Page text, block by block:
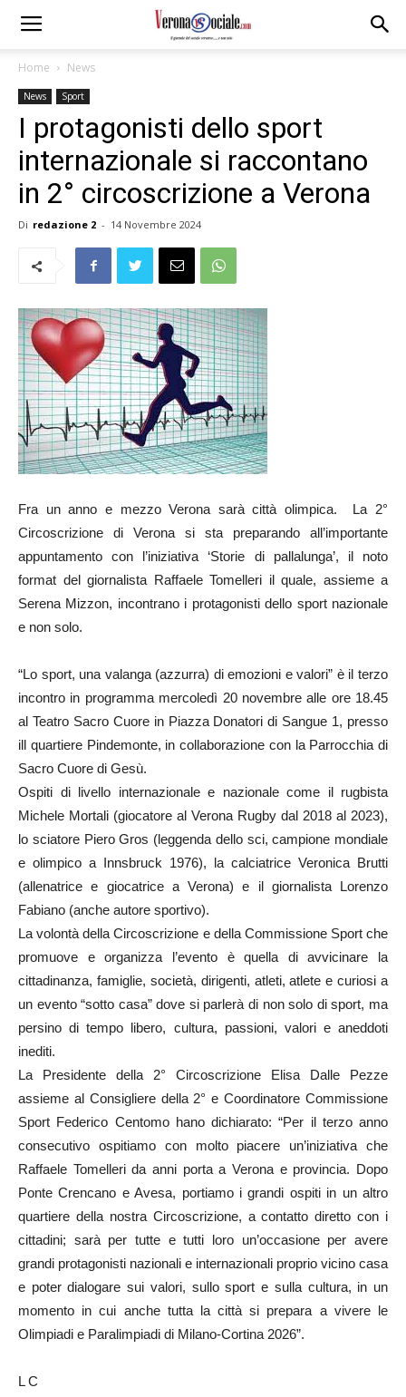
Home News
News Sport
I protagonisti dello sport
internazionale si raccontano
in 2° circoscrizione a Verona
Di redazione 2 - 14 Novembre 2024
Fra un anno e mezzo Verona sarà città olimpica. La 2°
Circoscrizione di Verona si sta preparando all’importante
appuntamento con l’iniziativa ‘Storie di pallalunga’, il noto
format del giornalista Raffaele Tomelleri il quale, assieme a
Serena Mizzon, incontrano i protagonisti dello sport nazionale
e non solo.
“Lo sport, una valanga (azzurra) di emozioni e valori” è il terzo
incontro in programma mercoledì 20 novembre alle ore 18.45
al Teatro Sacro Cuore in Piazza Donatori di Sangue 1, presso
ill quartiere Pindemonte, in collaborazione con la Parrocchia di
Sacro Cuore di Gesù.
Ospiti di livello internazionale e nazionale come il rugbista
Michele Mortali (giocatore al Verona Rugby dal 2018 al 2023),
lo sciatore Piero Gros (leggenda dello sci, campione mondiale
e olimpico a Innsbruck 1976), la calciatrice Veronica Brutti
(allenatrice e giocatrice a Verona) e il giornalista Lorenzo
Fabiano (anche autore sportivo).
La volontà della Circoscrizione e della Commissione Sport che
promuove e organizza l’evento è quella di avvicinare la
cittadinanza, famiglie, società, dirigenti, atleti, atlete e curiosi a
un evento “sotto casa” dove si parlerà di non solo di sport, ma
persino di tempo libero, cultura, passioni, valori e aneddoti
inediti.
La Presidente della 2° Circoscrizione Elisa Dalle Pezze
assieme al Consigliere della 2° e Coordinatore Commissione
Sport Federico Centomo hano dichiarato: “Per il terzo anno
consecutivo ospitiamo con molto piacere un’iniziativa che
Raffaele Tomelleri da anni porta a Verona e provincia. Dopo
Ponte Crencano e Avesa, portiamo i grandi ospiti in un altro
quartiere della nostra Circoscrizione, a contatto diretto con i
cittadini; sarà per tutte e tutti loro un’occasione per avere
grandi protagonisti nazionali e internazionali proprio vicino casa
e poter dialogare sui valori, sullo sport e sulla cultura, in un
momento in cui anche tutta la città si prepara a vivere le
Olimpiadi e Paralimpiadi di Milano-Cortina 2026”.
L C